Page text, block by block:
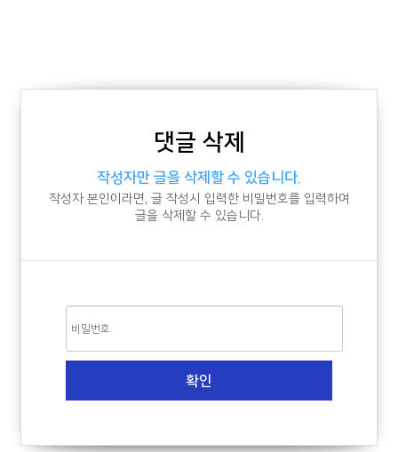
댓글 삭제
작성자만 글을 삭제할 수 있습니다.
작성자 본인이라면, 글 작성시 입력한 비밀번호를 입력하여
글을 삭제할 수 있습니다.